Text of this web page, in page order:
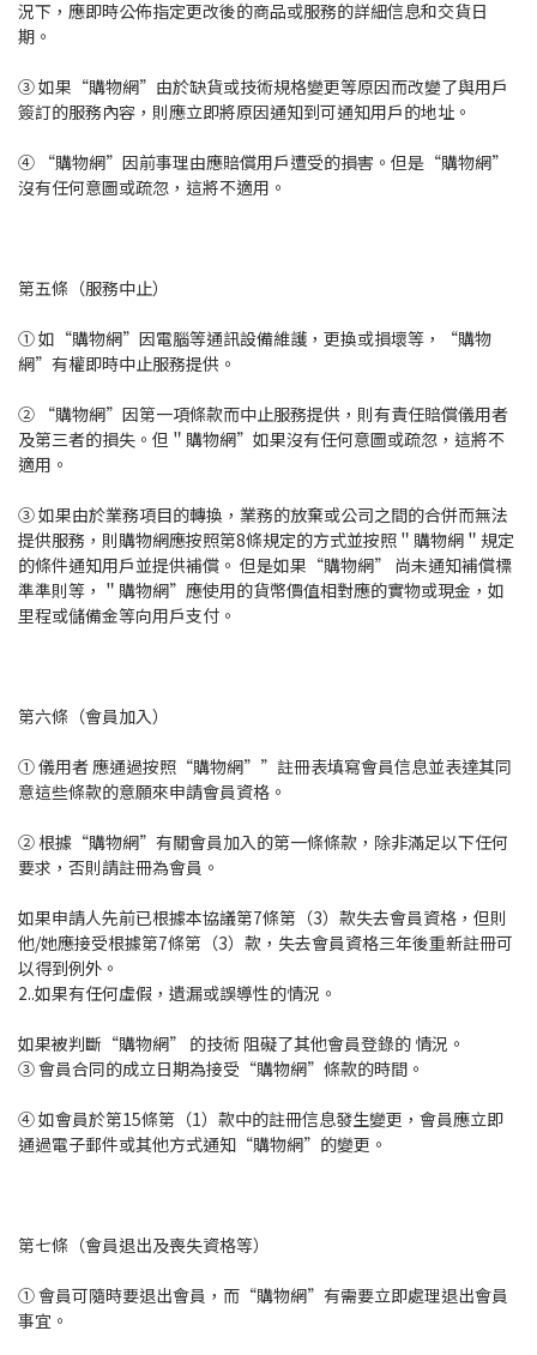
況下，應即時公佈指定更改後的商品或服務的詳細信息和交貨日
期。
③ 如果“購物網”由於缺貨或技術規格變更等原因而改變了與用戶
簽訂的服務內容，則應立即將原因通知到可通知用戶的地址。
④ “購物網”因前事理由應賠償用戶遭受的損害。但是“購物網”
沒有任何意圖或疏忽，這將不適用。
第五條（服務中止）
① 如“購物網”因電腦等通訊設備維護，更換或損壞等，“購物
網”有權即時中止服務提供。
② “購物網”因第一項條款而中止服務提供，則有責任賠償儀用者
及第三者的損失。但＂購物網”如果沒有任何意圖或疏忽，這將不
適用。
③ 如果由於業務項目的轉換，業務的放棄或公司之間的合併而無法
提供服務，則購物網應按照第8條規定的方式並按照＂購物網＂規定
的條件通知用戶並提供補償。 但是如果“購物網” 尚未通知補償標
準準則等，＂購物網”應使用的貨幣價值相對應的實物或現金，如
里程或儲備金等向用戶支付。
第六條（會員加入）
① 儀用者 應通過按照“購物網””註冊表填寫會員信息並表達其同
意這些條款的意願來申請會員資格。
② 根據“購物網”有關會員加入的第一條條款，除非滿足以下任何
要求，否則請註冊為會員。
如果申請人先前已根據本協議第7條第（3）款失去會員資格，但則
他/她應接受根據第7條第（3）款，失去會員資格三年後重新註冊可
以得到例外。
2..如果有任何虛假，遺漏或誤導性的情況。
如果被判斷“購物網” 的技術 阻礙了其他會員登錄的 情況。
③ 會員合同的成立日期為接受“購物網”條款的時間。
④ 如會員於第15條第（1）款中的註冊信息發生變更，會員應立即
通過電子郵件或其他方式通知“購物網”的變更。
第七條（會員退出及喪失資格等）
① 會員可隨時要退出會員，而“購物網”有需要立即處理退出會員
事宜。